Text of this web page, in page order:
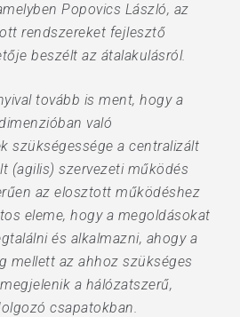
Popovics László, az
rendszereket fejlesztő
beszélt az átalakulásról.
tovább is ment, hogy a
való
szükségessége a centralizált
(agilis) szervezeti működés
az elosztott működéshez
eleme, hogy a megoldásokat
és alkalmazni, ahogy a
mellett az ahhoz szükséges
a hálózatszerű,
csapatokban.